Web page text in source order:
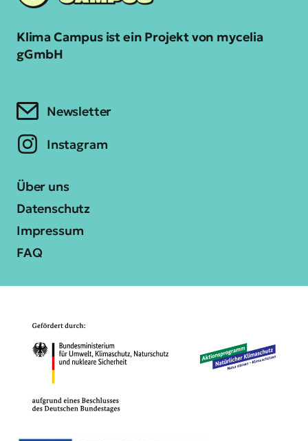
Klima Campus ist ein Projekt von mycelia
gGmbH
Newsletter
Instagram
Über uns
Datenschutz
Impressum
FAQ